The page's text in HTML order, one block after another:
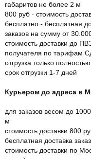
габаритов не более 2 м
800 руб - стоимость
бесплатно - бесплатная
заказов на сумму от
стоимость доставки до
получателя по тарифам
отгрузка только
срок отгрузки 1-7 дней
Курьером до адреса в
для заказов весом до
м
стоимость доставки 800
бесплатная доставка
стоимость доставки по